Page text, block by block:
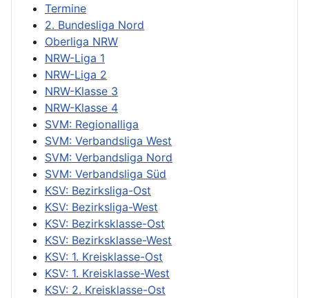
Termine
2. Bundesliga Nord
Oberliga NRW
NRW-Liga 1
NRW-Liga 2
NRW-Klasse 3
NRW-Klasse 4
SVM: Regionalliga
SVM: Verbandsliga West
SVM: Verbandsliga Nord
SVM: Verbandsliga Süd
KSV: Bezirksliga-Ost
KSV: Bezirksliga-West
KSV: Bezirksklasse-Ost
KSV: Bezirksklasse-West
KSV: 1. Kreisklasse-Ost
KSV: 1. Kreisklasse-West
KSV: 2. Kreisklasse-Ost